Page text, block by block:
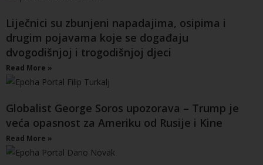
Liječnici su zbunjeni napadajima, osipima i
drugim pojavama koje se događaju
dvogodišnjoj i trogodišnjoj djeci
Read More »
Globalist George Soros upozorava – Trump je
veća opasnost za Ameriku od Rusije i Kine
Read More »